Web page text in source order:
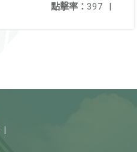
點擊率： 397 |